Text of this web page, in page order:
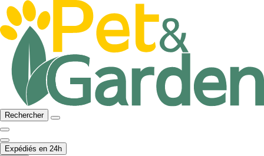
Rechercher
Expédiés en 24h